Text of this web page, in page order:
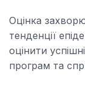
Оцінка
тенденції
оцінити
програм та